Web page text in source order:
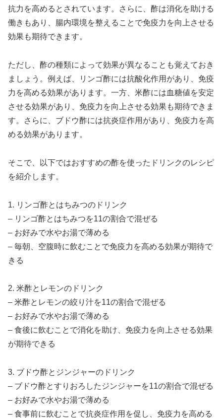
抗力を高めるとされています。さらに、酢は消化を助ける
働きもあり、腸内環境を整えることで免疫力を向上させる
効果も期待できます。
ただし、酢の種類によって効果が異なることも覚えておき
ましょう。例えば、リンゴ酢には抗酸化作用があり、免疫
力を高める効果があります。一方、米酢には血糖値を安定
させる効果があり、免疫力を向上させる効果も期待できま
す。さらに、ブドウ酢には抗炎症作用があり、免疫力を高
める効果があります。
そこで、以下ではおすすめの酢を使ったドリンクのレシピ
を紹介します。
1. リンゴ酢とはちみつのドリンク
– リンゴ酢とはちみつを11の割合で混ぜる
– お好みで水やお湯で薄める
– 毎朝、空腹時に飲むことで免疫力を高める効果が期待で
きる
2. 米酢とレモンのドリンク
– 米酢とレモンの絞り汁を11の割合で混ぜる
– お好みで水やお湯で薄める
– 食後に飲むことで消化を助け、免疫力を向上させる効果
が期待できる
3. ブドウ酢とジンジャーのドリンク
– ブドウ酢とすりおろしたジンジャーを11の割合で混ぜる
– お好みで水やお湯で薄める
– 食事前に飲むことで抗炎症作用を促し、免疫力を高める